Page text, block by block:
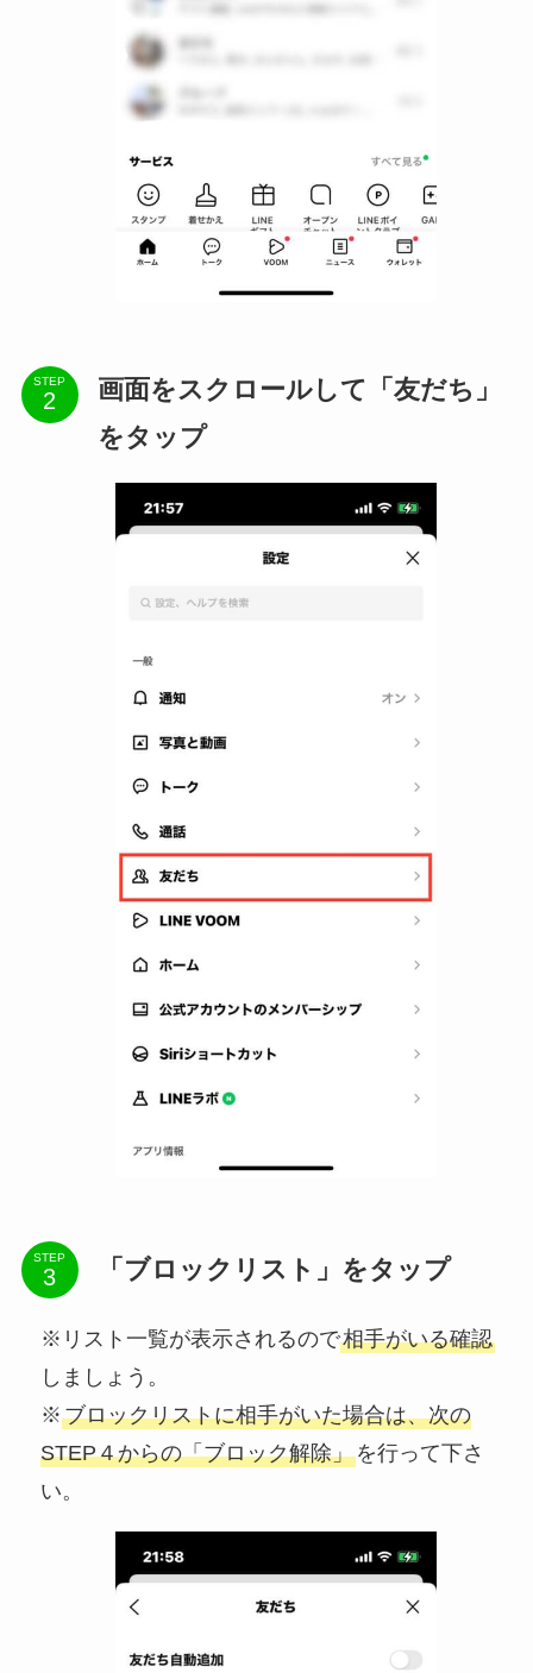
STEP
画面をスクロールして「友だち」
をタップ
STEP 「ブロックリスト」をタップ
※リスト一覧が表示されるので相手がいる確認
しましょう。
※ブロックリストに相手がいた場合は、次の
STEP４からの「ブロック解除」を行って下さ
い。